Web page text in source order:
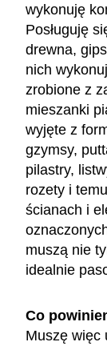
wykonuję
Posługuję
drewna,
nich
zrobione z
mieszanki
wyjęte z
gzymsy,
pilastry,
rozety i
ścianach i
muszą nie
idealnie
Co
Muszę więc